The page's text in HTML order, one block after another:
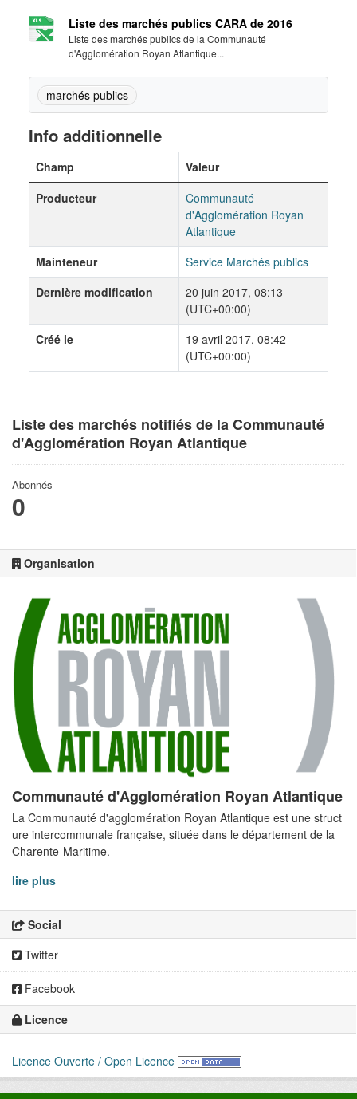
Liste des marchés notifiés de la Communauté
d'Agglomération Royan Atlantique
Abonnés
0
Organisation
Communauté d'Agglomération Royan Atlantique
La Communauté d'agglomération Royan Atlantique est une struct
ure intercommunale française, située dans le département de la
Charente-Maritime.
lire plus
Social
Twitter
Facebook
Licence
Licence Ouverte / Open Licence
Liste des marchés publics CARA de 2016
Liste des marchés publics de la Communauté
d'Agglomération Royan Atlantique...
marchés publics
Info additionnelle
Champ
Valeur
Producteur
Communauté
d'Agglomération Royan
Atlantique
Mainteneur
Service Marchés publics
Dernière modification
20 juin 2017, 08:13
(UTC+00:00)
Créé le
19 avril 2017, 08:42
(UTC+00:00)